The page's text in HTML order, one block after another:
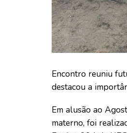
Encontro reuniu
destacou a
Em alusão ao
materno, foi